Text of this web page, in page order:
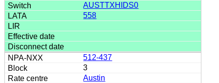
AUSTTXHIDS0
558
512-437
3
Austin